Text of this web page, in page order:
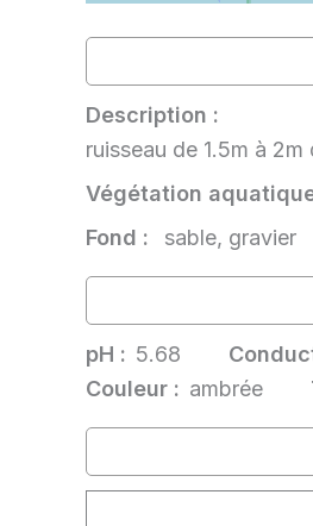
Description :
ruisseau de 1.5m à
Végétation
Fond :
sable, gravier
pH : 5.68
Couleur : ambrée